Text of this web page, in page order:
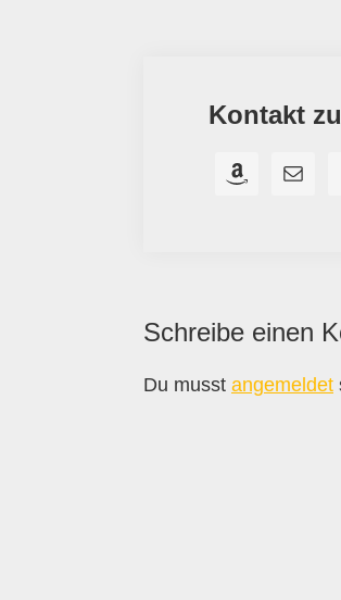
Kontakt
Leser-
Interaktionen
Schreibe einen
Du musst angemeldet